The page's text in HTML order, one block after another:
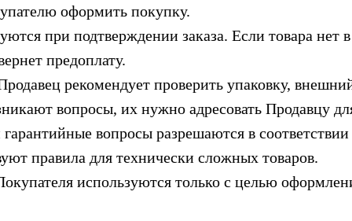
оформить покупку.
при подтверждении заказа. Если товара нет
предоплату.
рекомендует проверить упаковку,
вопросы, их нужно адресовать Продавцу
вопросы разрешаются в соответствии
правила для технически сложных товаров.
используются только с целью